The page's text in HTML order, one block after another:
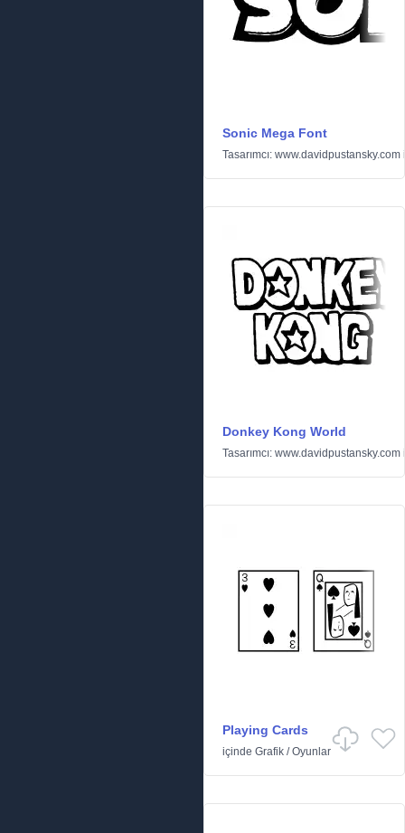
Sonic Mega Font
Tasarımcı: www.davidpustansky.com
Donkey Kong World
Tasarımcı: www.davidpustansky.com
Playing Cards
içinde Grafik /Oyunlar